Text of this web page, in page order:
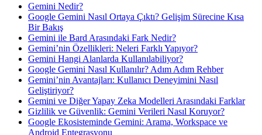
Gemini Nedir?
Google Gemini Nasıl Ortaya Çıktı? Gelişim Sürecine Kısa
Bir Bakış
Gemini ile Bard Arasındaki Fark Nedir?
Gemini’nin Özellikleri: Neleri Farklı Yapıyor?
Gemini Hangi Alanlarda Kullanılabiliyor?
Google Gemini Nasıl Kullanılır? Adım Adım Rehber
Gemini’nin Avantajları: Kullanıcı Deneyimini Nasıl
Geliştiriyor?
Gemini ve Diğer Yapay Zeka Modelleri Arasındaki Farklar
Gizlilik ve Güvenlik: Gemini Verileri Nasıl Koruyor?
Google Ekosisteminde Gemini: Arama, Workspace ve
Android Entegrasyonu